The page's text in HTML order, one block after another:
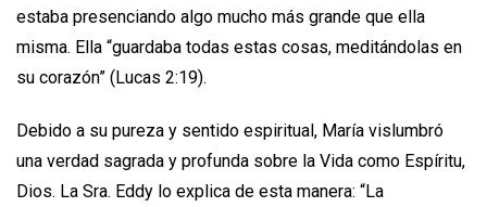
estaba presenciando algo mucho más grande que ella
misma. Ella “guardaba todas estas cosas, meditándolas en
su corazón” (Lucas 2:19).
Debido a su pureza y sentido espiritual, María vislumbró
una verdad sagrada y profunda sobre la Vida como Espíritu,
Dios. La Sra. Eddy lo explica de esta manera: “La